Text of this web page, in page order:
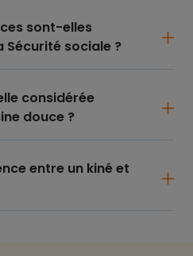
sont-elles
sociale ?
considérée
douce ?
entre un kiné et